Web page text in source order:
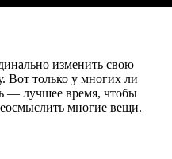
изменить свою
Вот только у многих ли
— лучшее время, чтобы
многие вещи.